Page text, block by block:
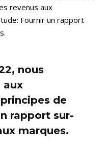
revenus aux
Fournir un rapport
nous
aux
de
rapport sur-
marques.